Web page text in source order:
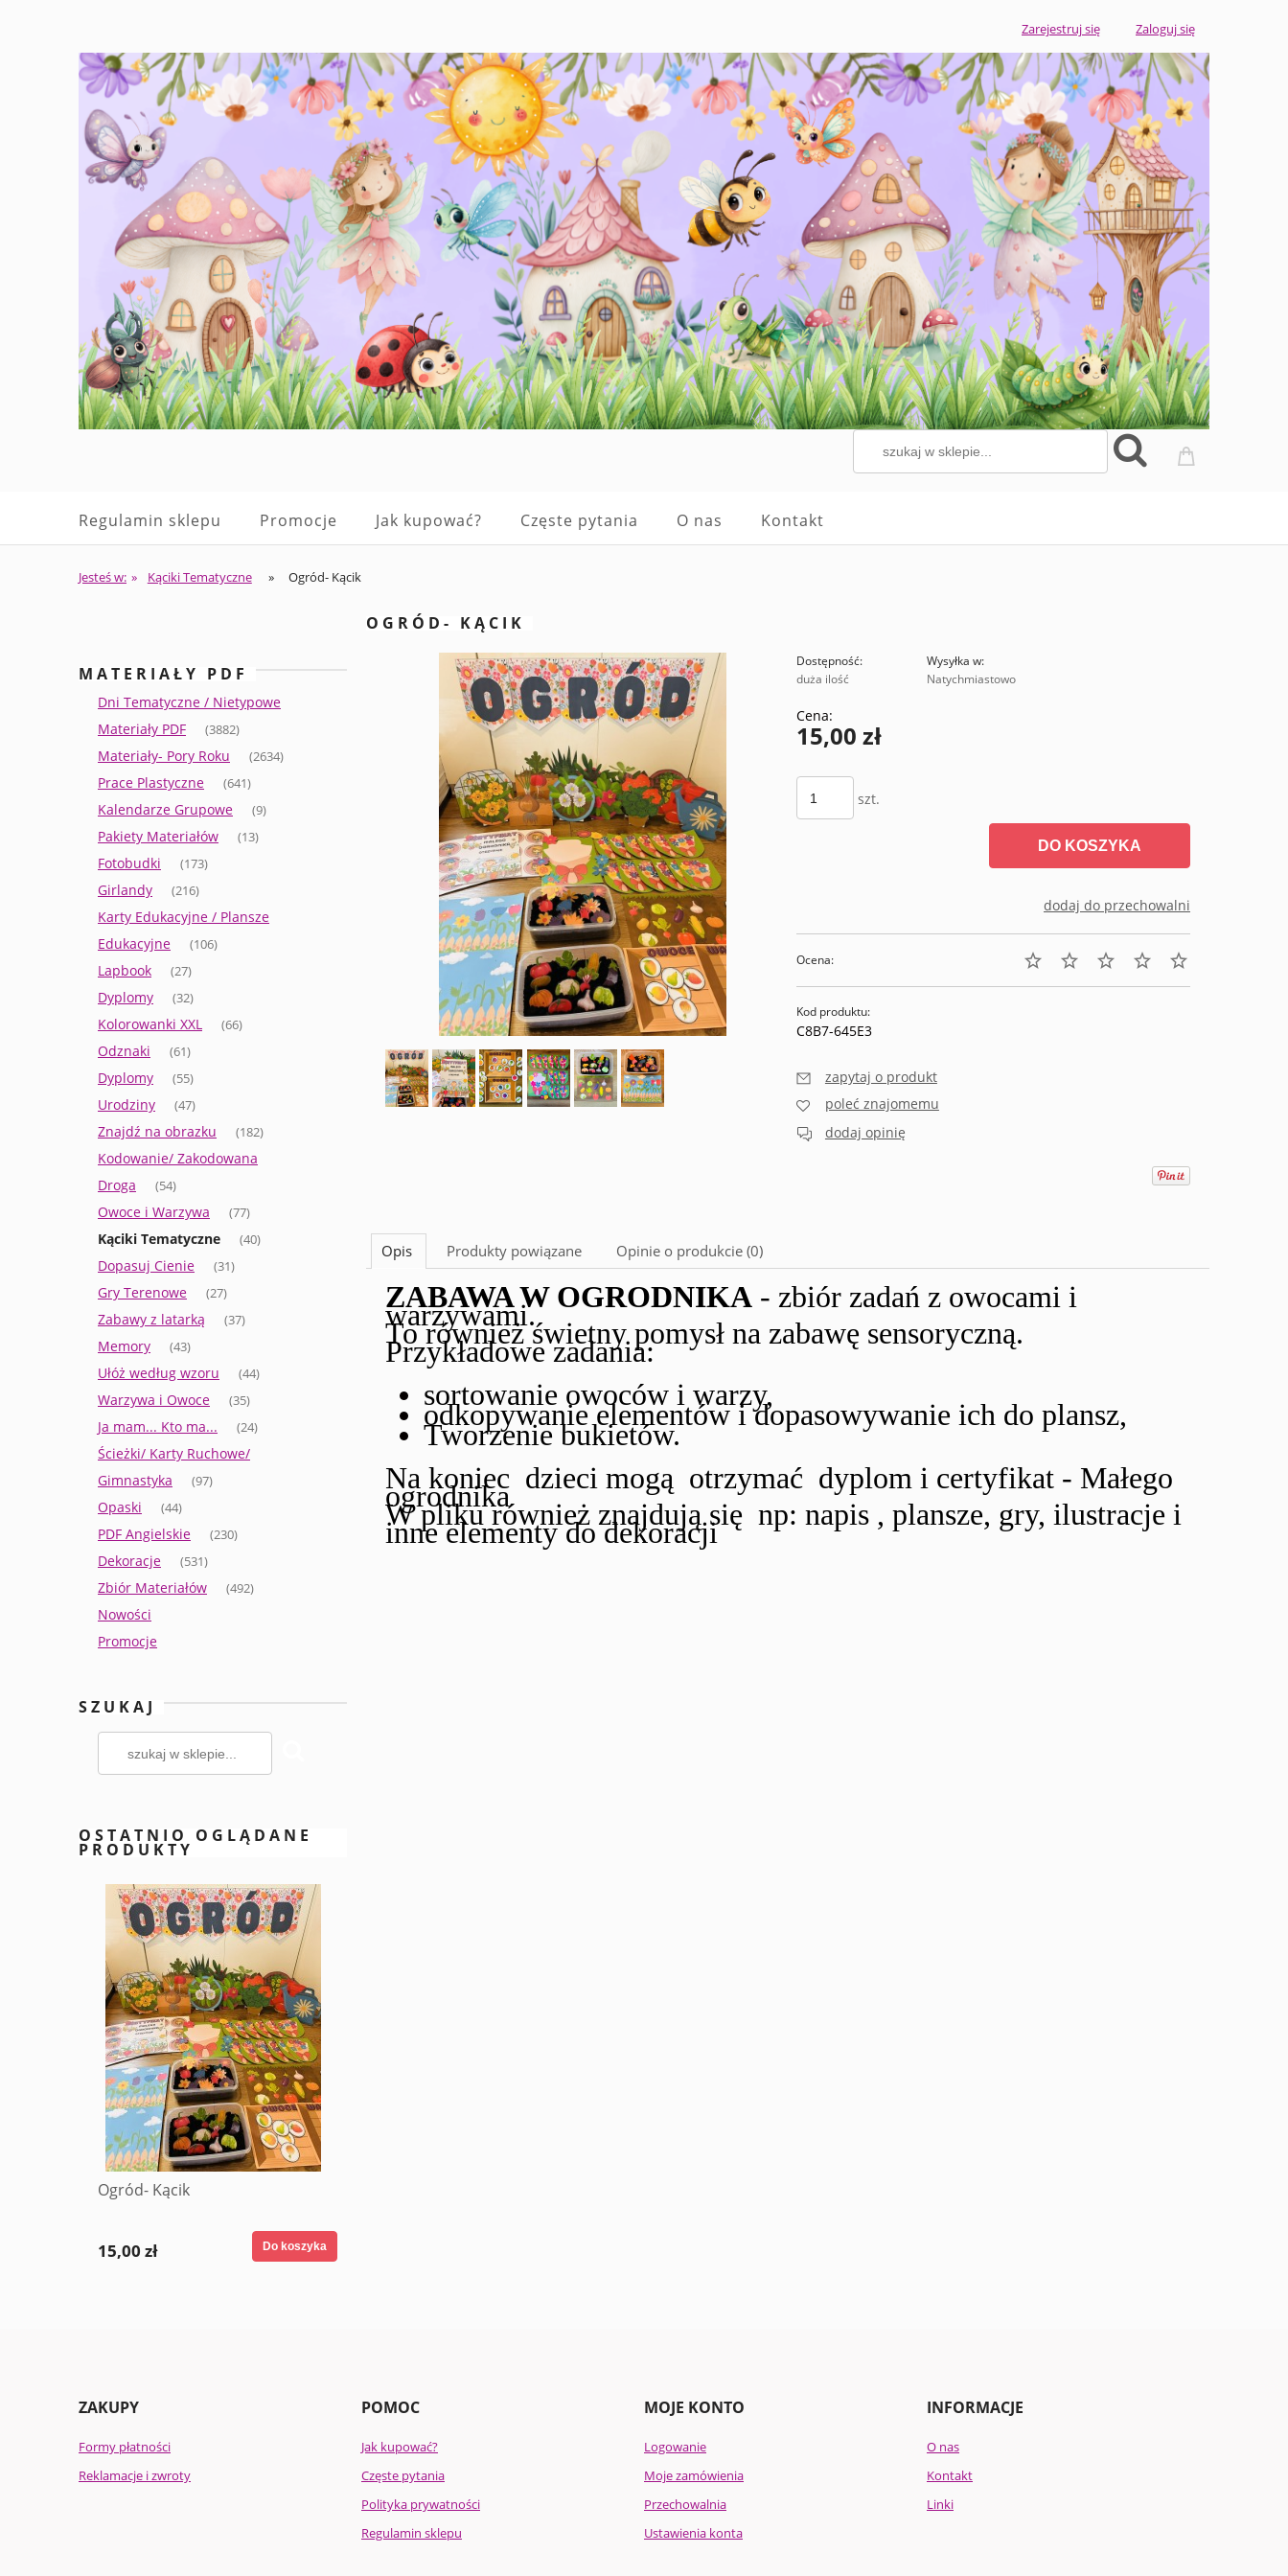
Zarejestruj się Zaloguj się
Regulamin sklepu Promocje Jak kupować? Częste pytania O nas Kontakt
Jesteś w: » Kąciki Tematyczne » Ogród- Kącik
MATERIAŁY PDF
Dni Tematyczne / Nietypowe
Materiały PDF
(3882)
Materiały- Pory Roku (2634)
Prace Plastyczne (641)
Kalendarze Grupowe (9)
Pakiety Materiałów (13)
Fotobudki (173)
Girlandy (216)
Karty Edukacyjne / Plansze
Edukacyjne
(106)
Lapbook (27)
Dyplomy (32)
Kolorowanki XXL (66)
Odznaki (61)
Dyplomy (55)
Urodziny (47)
Znajdź na obrazku (182)
Kodowanie/ Zakodowana
Droga
(54)
Owoce i Warzywa (77)
Kąciki Tematyczne (40)
Dopasuj Cienie (31)
Gry Terenowe (27)
Zabawy z latarką (37)
Memory (43)
Ułóż według wzoru (44)
Warzywa i Owoce (35)
Ja mam... Kto ma... (24)
Ścieżki/ Karty Ruchowe/
Gimnastyka
(97)
Opaski (44)
PDF Angielskie (230)
Dekoracje (531)
Zbiór Materiałów (492)
Nowości
Promocje
SZUKAJ
OSTATNIO OGLĄDANE
PRODUKTY
Ogród- Kącik
15,00 zł Do koszyka
OGRÓD- KĄCIK
Dostępność:
duża ilość
Wysyłka w:
Natychmiastowo
Cena:
15,00 zł
szt.
DO KOSZYKA
dodaj do przechowalni
Ocena:
Kod produktu:
C8B7-645E3
zapytaj o produkt
poleć znajomemu
dodaj opinię
Opis Produkty powiązane Opinie o produkcie (0)
ZABAWA W OGRODNIKA - zbiór zadań z owocami i
warzywami.
To również świetny pomysł na zabawę sensoryczną.
Przykładowe zadania:
sortowanie owoców i warzy,
odkopywanie elementów i dopasowywanie ich do plansz,
Tworzenie bukietów.
Na koniec dzieci mogą otrzymać dyplom i certyfikat - Małego
ogrodnika
W pliku również znajdują się np: napis , plansze, gry, ilustracje i
inne elementy do dekoracji
ZAKUPY
Formy płatności
Reklamacje i zwroty
POMOC
Jak kupować?
Częste pytania
Polityka prywatności
Regulamin sklepu
MOJE KONTO
Logowanie
Moje zamówienia
Przechowalnia
Ustawienia konta
INFORMACJE
O nas
Kontakt
Linki